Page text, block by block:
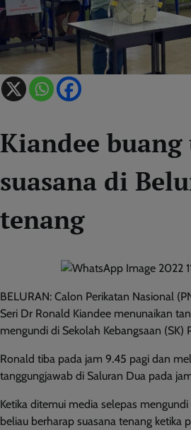
Kiandee
suasana di
tenang
BELURAN: Calon Perikatan Nasional
Seri Dr Ronald Kiandee menunaikan
mengundi di Sekolah Kebangsaan (SK)
Ronald tiba pada jam 9.45 pagi dan
tanggungjawab di Saluran Dua pada
Ketika ditemui media selepas mengundi
beliau berharap suasana tenang ketika